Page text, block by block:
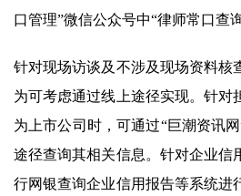
口管理”微信公众号中“律师常口查
针对现场访谈及不涉及现场资料核
为可考虑通过线上途径实现。针对
为上市公司时，可通过“巨潮资讯
途径查询其相关信息。针对企业信
行网银查询企业信用报告等系统进